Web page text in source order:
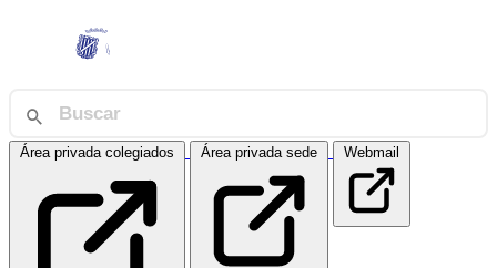
Área privada colegiados Área privada sede Webmail